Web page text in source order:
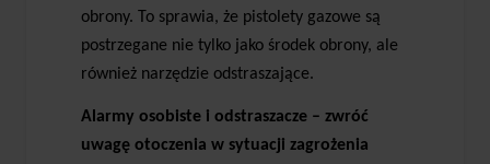
obrony. To sprawia, że pistolety gazowe są
postrzegane nie tylko jako środek obrony, ale
również narzędzie odstraszające.
Alarmy osobiste i odstraszacze – zwróć
uwagę otoczenia w sytuacji zagrożenia